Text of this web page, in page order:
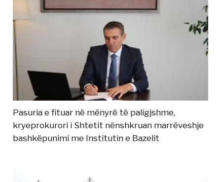
Pasuria e fituar në mënyrë të paligjshme,
kryeprokurori i Shtetit nënshkruan marrëveshje
bashkëpunimi me Institutin e Bazelit